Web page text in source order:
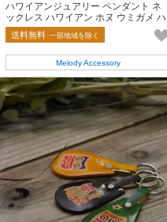
ハワイアンジュアリー ペンダント ネ
ックレス ハワイアン ホヌ ウミガメ ハ
ワジュ 日本製 ジュエリー
送料無料 一部地域を除く
Melody Accessory